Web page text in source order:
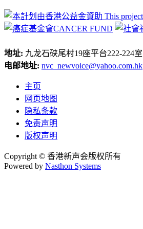
地址: 九龙石硖尾村19座平台222-224室
电邮地址: nvc_newvoice@yahoo.com.hk
主页
网页地图
隐私条款
免责声明
版权声明
Copyright © 香港新声会版权所有
Powered by Nasthon Systems